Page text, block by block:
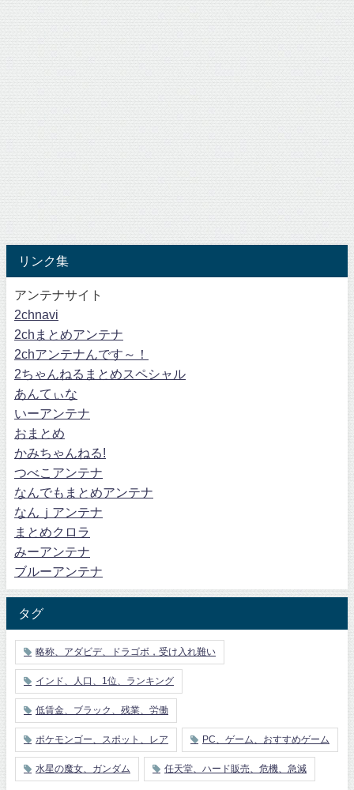
リンク集
アンテナサイト
2chnavi
2chまとめアンテナ
2chアンテナんです～！
2ちゃんねるまとめスペシャル
あんてぃな
いーアンテナ
おまとめ
かみちゃんねる!
つべこアンテナ
なんでもまとめアンテナ
なんｊアンテナ
まとめクロラ
みーアンテナ
ブルーアンテナ
タグ
略称、アダビデ、ドラゴボ，受け入れ難い
インド、人口、1位、ランキング
低賃金、ブラック、残業、労働
ポケモンゴー、スポット、レア PC、ゲーム、おすすめゲーム
水星の魔女、ガンダム 任天堂、ハード販売、危機、急減